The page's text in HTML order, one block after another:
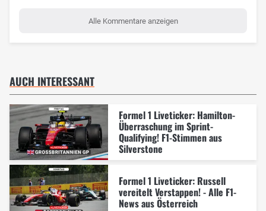
Alle Kommentare anzeigen
AUCH INTERESSANT
Formel 1 Liveticker: Hamilton-
Überraschung im Sprint-
Qualifying! F1-Stimmen aus
Silverstone
Formel 1 Liveticker: Russell
vereitelt Verstappen! - Alle F1-
News aus Österreich